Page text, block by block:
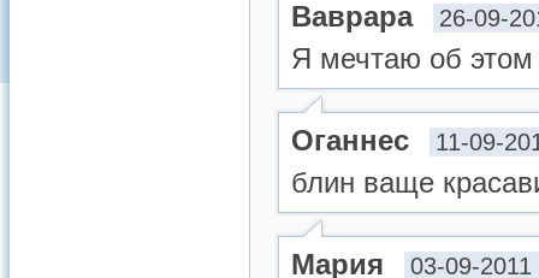
Ваврара 26-09-
Я мечтаю об
Оганнес 11-09-
блин ваще
Мария 03-09-2011